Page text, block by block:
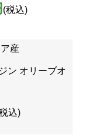
(税込)
産
ン オリーブオ
込)